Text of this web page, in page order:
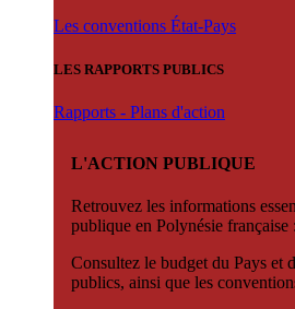
Les conventions État-Pays
LES RAPPORTS PUBLICS
Rapports - Plans d'action
L'ACTION PUBLIQUE
Retrouvez les informations
publique en Polynésie française :
Consultez le budget du Pays et
publics, ainsi que les